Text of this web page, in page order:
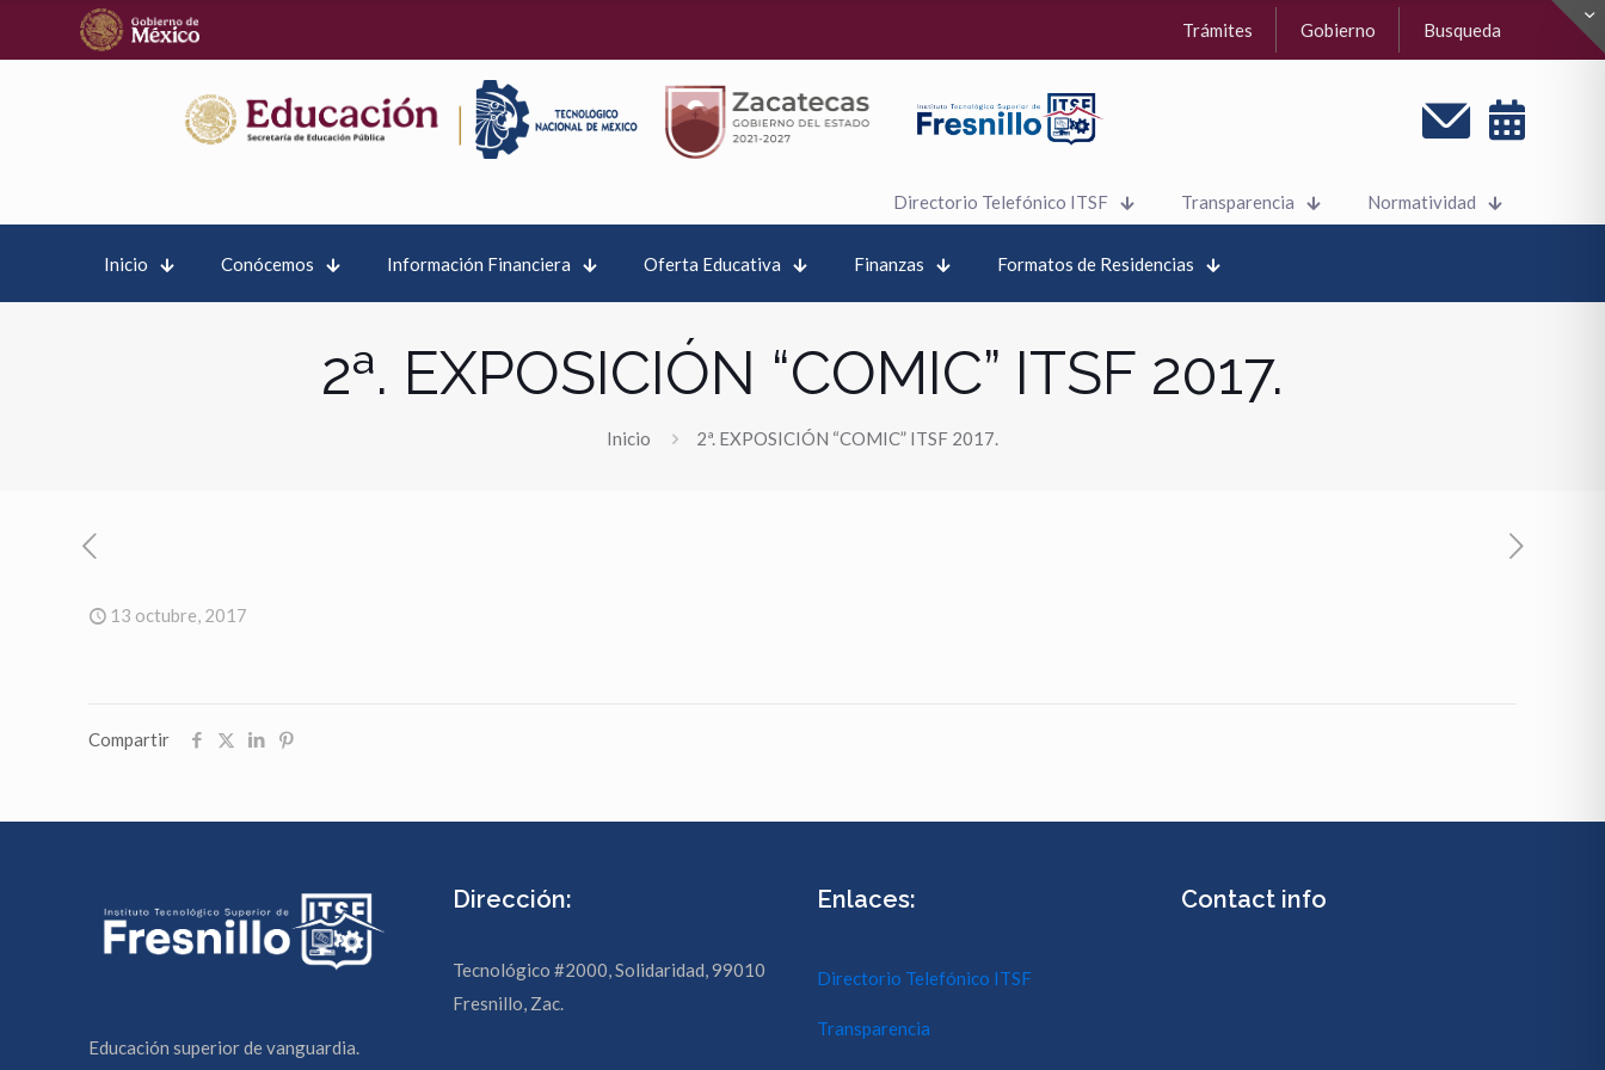
Trámites Gobierno Busqueda
Directorio Telefónico ITSF Transparencia Normatividad
Inicio Conócemos Información Financiera Oferta Educativa Finanzas Formatos de Residencias
2ª. EXPOSICIÓN “COMIC” ITSF 2017.
Inicio 2ª. EXPOSICIÓN “COMIC” ITSF 2017.
13 octubre, 2017
Compartir
Educación superior de vanguardia.
Dirección:
Tecnológico #2000, Solidaridad, 99010
Fresnillo, Zac.
Enlaces:
Directorio Telefónico ITSF
Transparencia
Contact info